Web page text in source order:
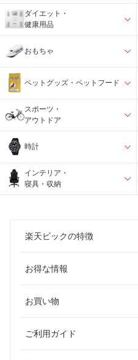
ダイエット・
健康用品
おもちゃ
ペットグッズ・ペットフード
スポーツ・
アウトドア
時計
インテリア・
寝具・収納
楽天ビックの特徴
お得な情報
お買い物
ご利用ガイド